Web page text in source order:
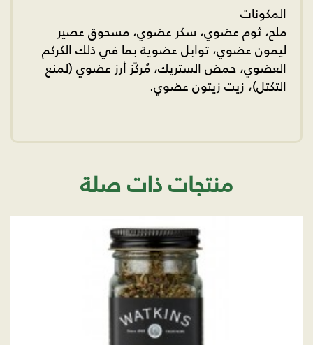
المكونات
ملح، ثوم عضوي، سكر عضوي، مسحوق عصير
ليمون عضوي، توابل عضوية بما في ذلك الكركم
العضوي، حمض الستريك، مُركّز أرز عضوي (لمنع
التكتل)، زيت زيتون عضوي.
منتجات ذات صلة